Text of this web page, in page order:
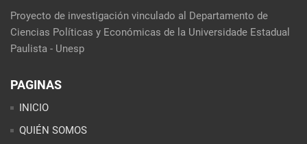
Proyecto de investigación vinculado al Departamento de
Ciencias Políticas y Económicas de la Universidade Estadual
Paulista - Unesp
PAGINAS
INICIO
QUIÉN SOMOS